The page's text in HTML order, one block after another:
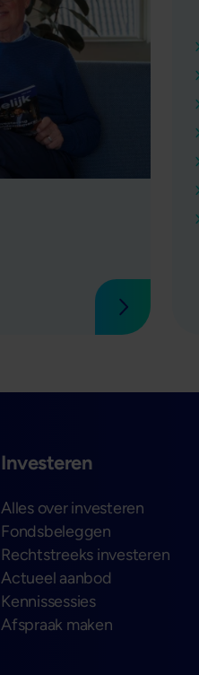
Lees verder
Investeren
Alles over investeren
Fondsbeleggen
Rechtstreeks investeren
Actueel aanbod
Kennissessies
Afspraak maken